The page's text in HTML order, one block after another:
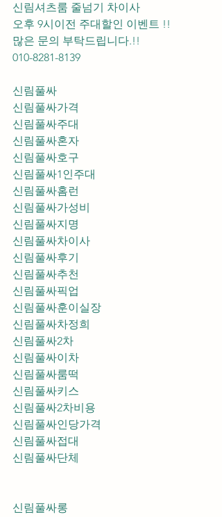
신림셔츠룸 줄넘기 차이사
오후 9시이전 주대할인 이벤트 !!
많은 문의 부탁드립니다.!!
010-8281-8139
신림풀싸
신림풀싸가격
신림풀싸주대
신림풀싸혼자
신림풀싸호구
신림풀싸1인주대
신림풀싸홈런
신림풀싸가성비
신림풀싸지명
신림풀싸차이사
신림풀싸후기
신림풀싸추천
신림풀싸훈이실장
신림풀싸차정희
신림풀싸2차
신림풀싸이차
신림풀싸룸떡
신림풀싸키스
신림풀싸2차비용
신림풀싸인당가격
신림풀싸접대
신림풀싸단체
신림풀싸롱